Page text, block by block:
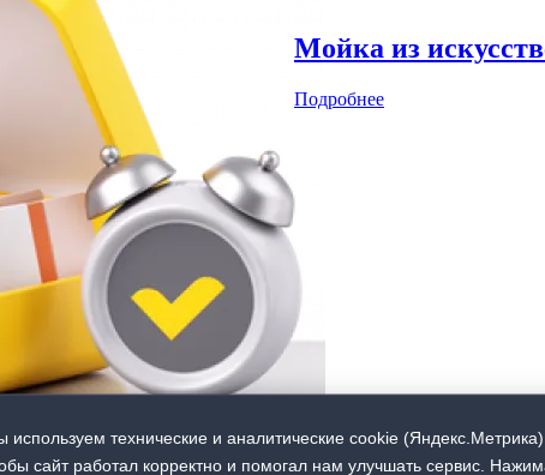
Мойка из
Подробнее
используем технические и аналитические cookie (Яндекс.Метрика),
сайт работал корректно и помогал нам улучшать сервис.